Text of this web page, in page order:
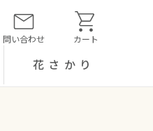
問い合わせ カート
花さかり